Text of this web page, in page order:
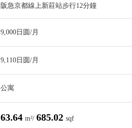
阪急京都線上新莊站步行12分鐘
9,000日圆/月
9,110日圆/月
公寓
63.64 m²/ 685.02 sqf